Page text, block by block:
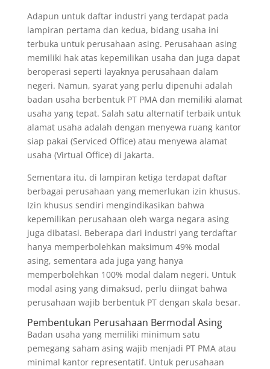
Adapun untuk daftar industri yang terdapat pada
lampiran pertama dan kedua, bidang usaha ini
terbuka untuk perusahaan asing. Perusahaan asing
memiliki hak atas kepemilikan usaha dan juga dapat
beroperasi seperti layaknya perusahaan dalam
negeri. Namun, syarat yang perlu dipenuhi adalah
badan usaha berbentuk PT PMA dan memiliki alamat
usaha yang tepat. Salah satu alternatif terbaik untuk
alamat usaha adalah dengan menyewa ruang kantor
siap pakai (Serviced Office) atau menyewa alamat
usaha (Virtual Office) di Jakarta.
Sementara itu, di lampiran ketiga terdapat daftar
berbagai perusahaan yang memerlukan izin khusus.
Izin khusus sendiri mengindikasikan bahwa
kepemilikan perusahaan oleh warga negara asing
juga dibatasi. Beberapa dari industri yang terdaftar
hanya memperbolehkan maksimum 49% modal
asing, sementara ada juga yang hanya
memperbolehkan 100% modal dalam negeri. Untuk
modal asing yang dimaksud, perlu diingat bahwa
perusahaan wajib berbentuk PT dengan skala besar.
Pembentukan Perusahaan Bermodal Asing
Badan usaha yang memiliki minimum satu
pemegang saham asing wajib menjadi PT PMA atau
minimal kantor representatif. Untuk perusahaan